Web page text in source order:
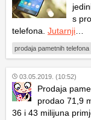
s
telefona. Jutarnji
prodaja pametnih telefona
03.05.2019. (10:52)
Prodaja
prodao 71,9
36 i 43 milijuna